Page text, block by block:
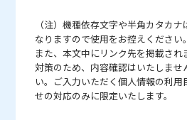
（注）機種依存文字や半角カタカ
なりますので使用をお控えください。
また、本文中にリンク先を掲載され
対策のため、内容確認はいたしませ
い。ご入力いただく個人情報の利
せの対応のみに限定いたします。